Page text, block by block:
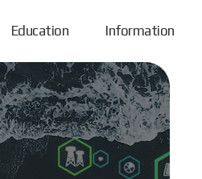
Education Information